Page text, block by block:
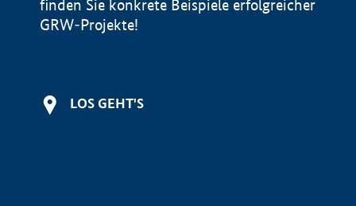
finden Sie konkrete Beispiele erfolgreicher
GRW-Projekte!
LOS GEHT'S